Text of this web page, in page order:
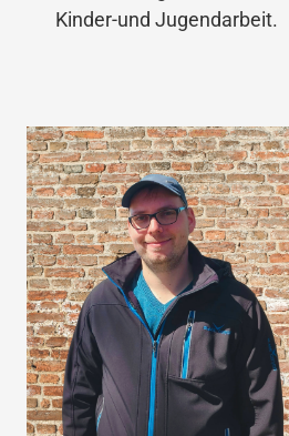
Kinder-und Jugendarbeit.